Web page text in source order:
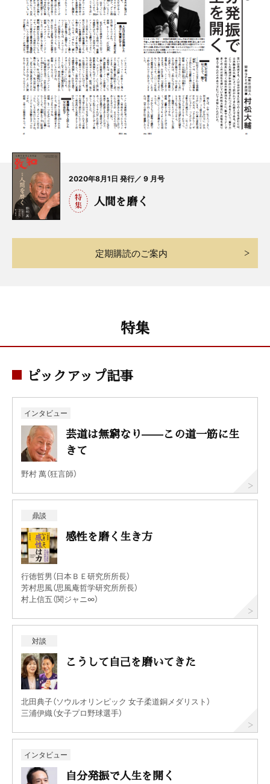
2020年8月1日 発行／ 9 月号
人間を磨く
定期購読のご案内
特集
ピックアップ記事
インタビュー
芸道は無窮なり——この道一筋に生
きて
野村 萬（狂言師）
鼎談
感性を磨く生き方
行徳哲男（日本ＢＥ研究所所長）
芳村思風（思風庵哲学研究所所長）
村上信五（関ジャニ∞）
対談
こうして自己を磨いてきた
北田典子（ソウルオリンピック 女子柔道銅メダリスト）
三浦伊織（女子プロ野球選手）
インタビュー
自分発振で人生を開く